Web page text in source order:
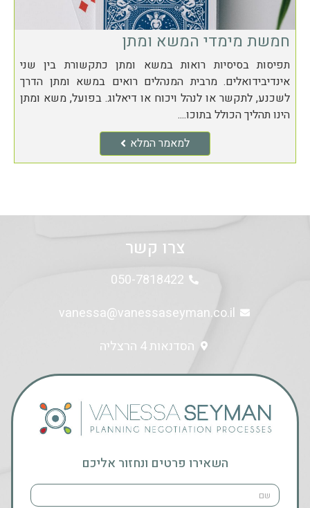
חמשת מימדי המשא ומתן
תפיסות בסיסיות רואות במשא ומתן כתקשורת בין שני
אינדיבידואלים. מרבית המנהלים רואים במשא ומתן הדרך
לשכנע, לתקשר או לנהל ויכוח או דיאלוג. בפועל, משא ומתן
הינו תהליך הכולל בתוכו....
למאמר המלא
צרו קשר
050-7818422
vanessa@vanessaseyman.co.il
הסדנאות 4 הרצליה
השאירו פרטים ונחזור אליכם